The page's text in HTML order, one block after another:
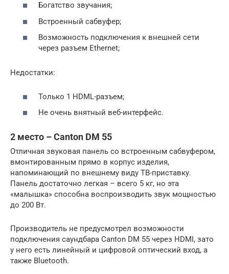
Богатство звучания;
Встроенный сабвуфер;
Возможность подключения к внешней сети
через разъем Ethernet;
Недостатки:
Только 1 HDML-разъем;
Не очень внятный веб-интерфейс.
2 место – Canton DM 55
Отличная звуковая панель со встроенным сабвуфером,
вмонтированным прямо в корпус изделия,
напоминающий по внешнему виду ТВ-приставку.
Панель достаточно легкая – всего 5 кг, но эта
«малышка» способна воспроизводить звук мощностью
до 200 Вт.
Производитель не предусмотрел возможности
подключения саундбара Canton DM 55 через HDMI, зато
у него есть линейный и цифровой оптический вход, а
также Bluetooth.